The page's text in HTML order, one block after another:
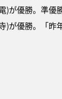
が優勝。準優
が優勝。「